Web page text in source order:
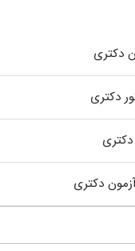
دکتری
دکتری
دکتری
دکتری